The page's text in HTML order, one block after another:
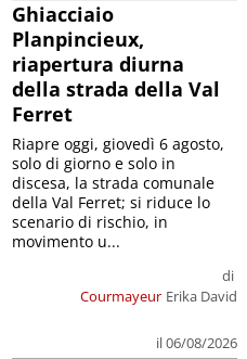
Ghiacciaio
Planpincieux,
riapertura diurna
della strada della Val
Ferret
Courmayeur
di
Erika David
il 06/08/2026
Riapre oggi, giovedì 6 agosto,
solo di giorno e solo in
discesa, la strada comunale
della Val Ferret; si riduce lo
scenario di rischio, in
movimento u...